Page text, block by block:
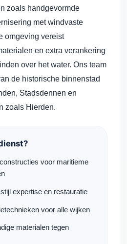
zoals handgevormde
met windvaste
omgeving vereist
en extra verankering
over het water. Ons team
de historische binnenstad
Stadsdennen en
zoals Hierden.
voor maritieme
expertise en restauratie
voor alle wijken
materialen tegen